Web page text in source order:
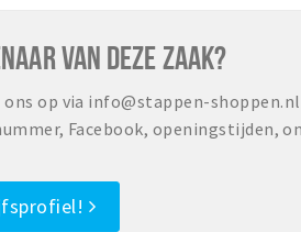
VAN DEZE ZAAK?
op via info@stappen-
Facebook, openingstijden,